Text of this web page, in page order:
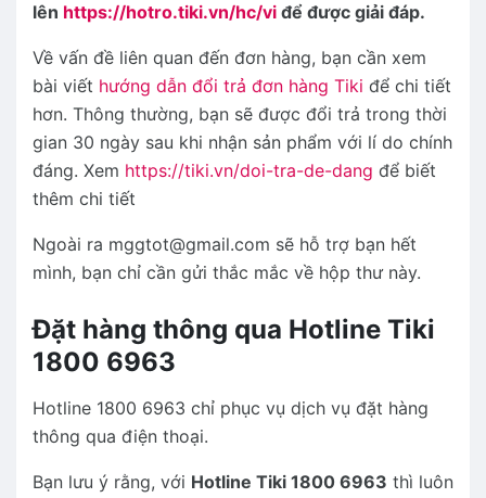
lên https://hotro.tiki.vn/hc/vi để được giải đáp.
Về vấn đề liên quan đến đơn hàng, bạn cần xem
bài viết hướng dẫn đổi trả đơn hàng Tiki để chi tiết
hơn. Thông thường, bạn sẽ được đổi trả trong thời
gian 30 ngày sau khi nhận sản phẩm với lí do chính
đáng. Xem https://tiki.vn/doi-tra-de-dang để biết
thêm chi tiết
Ngoài ra mggtot@gmail.com sẽ hỗ trợ bạn hết
mình, bạn chỉ cần gửi thắc mắc về hộp thư này.
Đặt hàng thông qua Hotline Tiki
1800 6963
Hotline 1800 6963 chỉ phục vụ dịch vụ đặt hàng
thông qua điện thoại.
Bạn lưu ý rằng, với Hotline Tiki 1800 6963 thì luôn